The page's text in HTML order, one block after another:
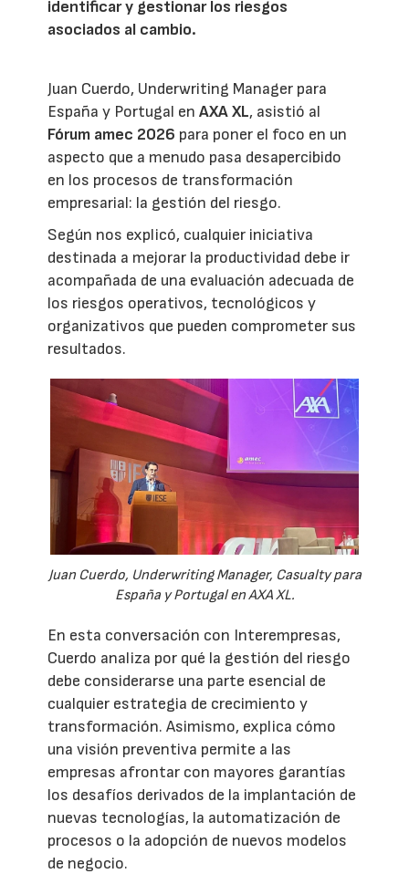
identificar y gestionar los riesgos
asociados al cambio.
Juan Cuerdo, Underwriting Manager para
España y Portugal enAXA XL, asistió al
Fórum amec 2026 para poner el foco en un
aspecto que a menudo pasa desapercibido
en los procesos de transformación
empresarial: la gestión del riesgo.
Según nos explicó, cualquier iniciativa
destinada a mejorar la productividad debe ir
acompañada de una evaluación adecuada de
los riesgos operativos, tecnológicos y
organizativos que pueden comprometer sus
resultados.
Juan Cuerdo, Underwriting Manager, Casualty para
España y Portugal en AXA XL.
En esta conversación con Interempresas,
Cuerdo analiza por qué la gestión del riesgo
debe considerarse una parte esencial de
cualquier estrategia de crecimiento y
transformación. Asimismo, explica cómo
una visión preventiva permite a las
empresas afrontar con mayores garantías
los desafíos derivados de la implantación de
nuevas tecnologías, la automatización de
procesos o la adopción de nuevos modelos
de negocio.